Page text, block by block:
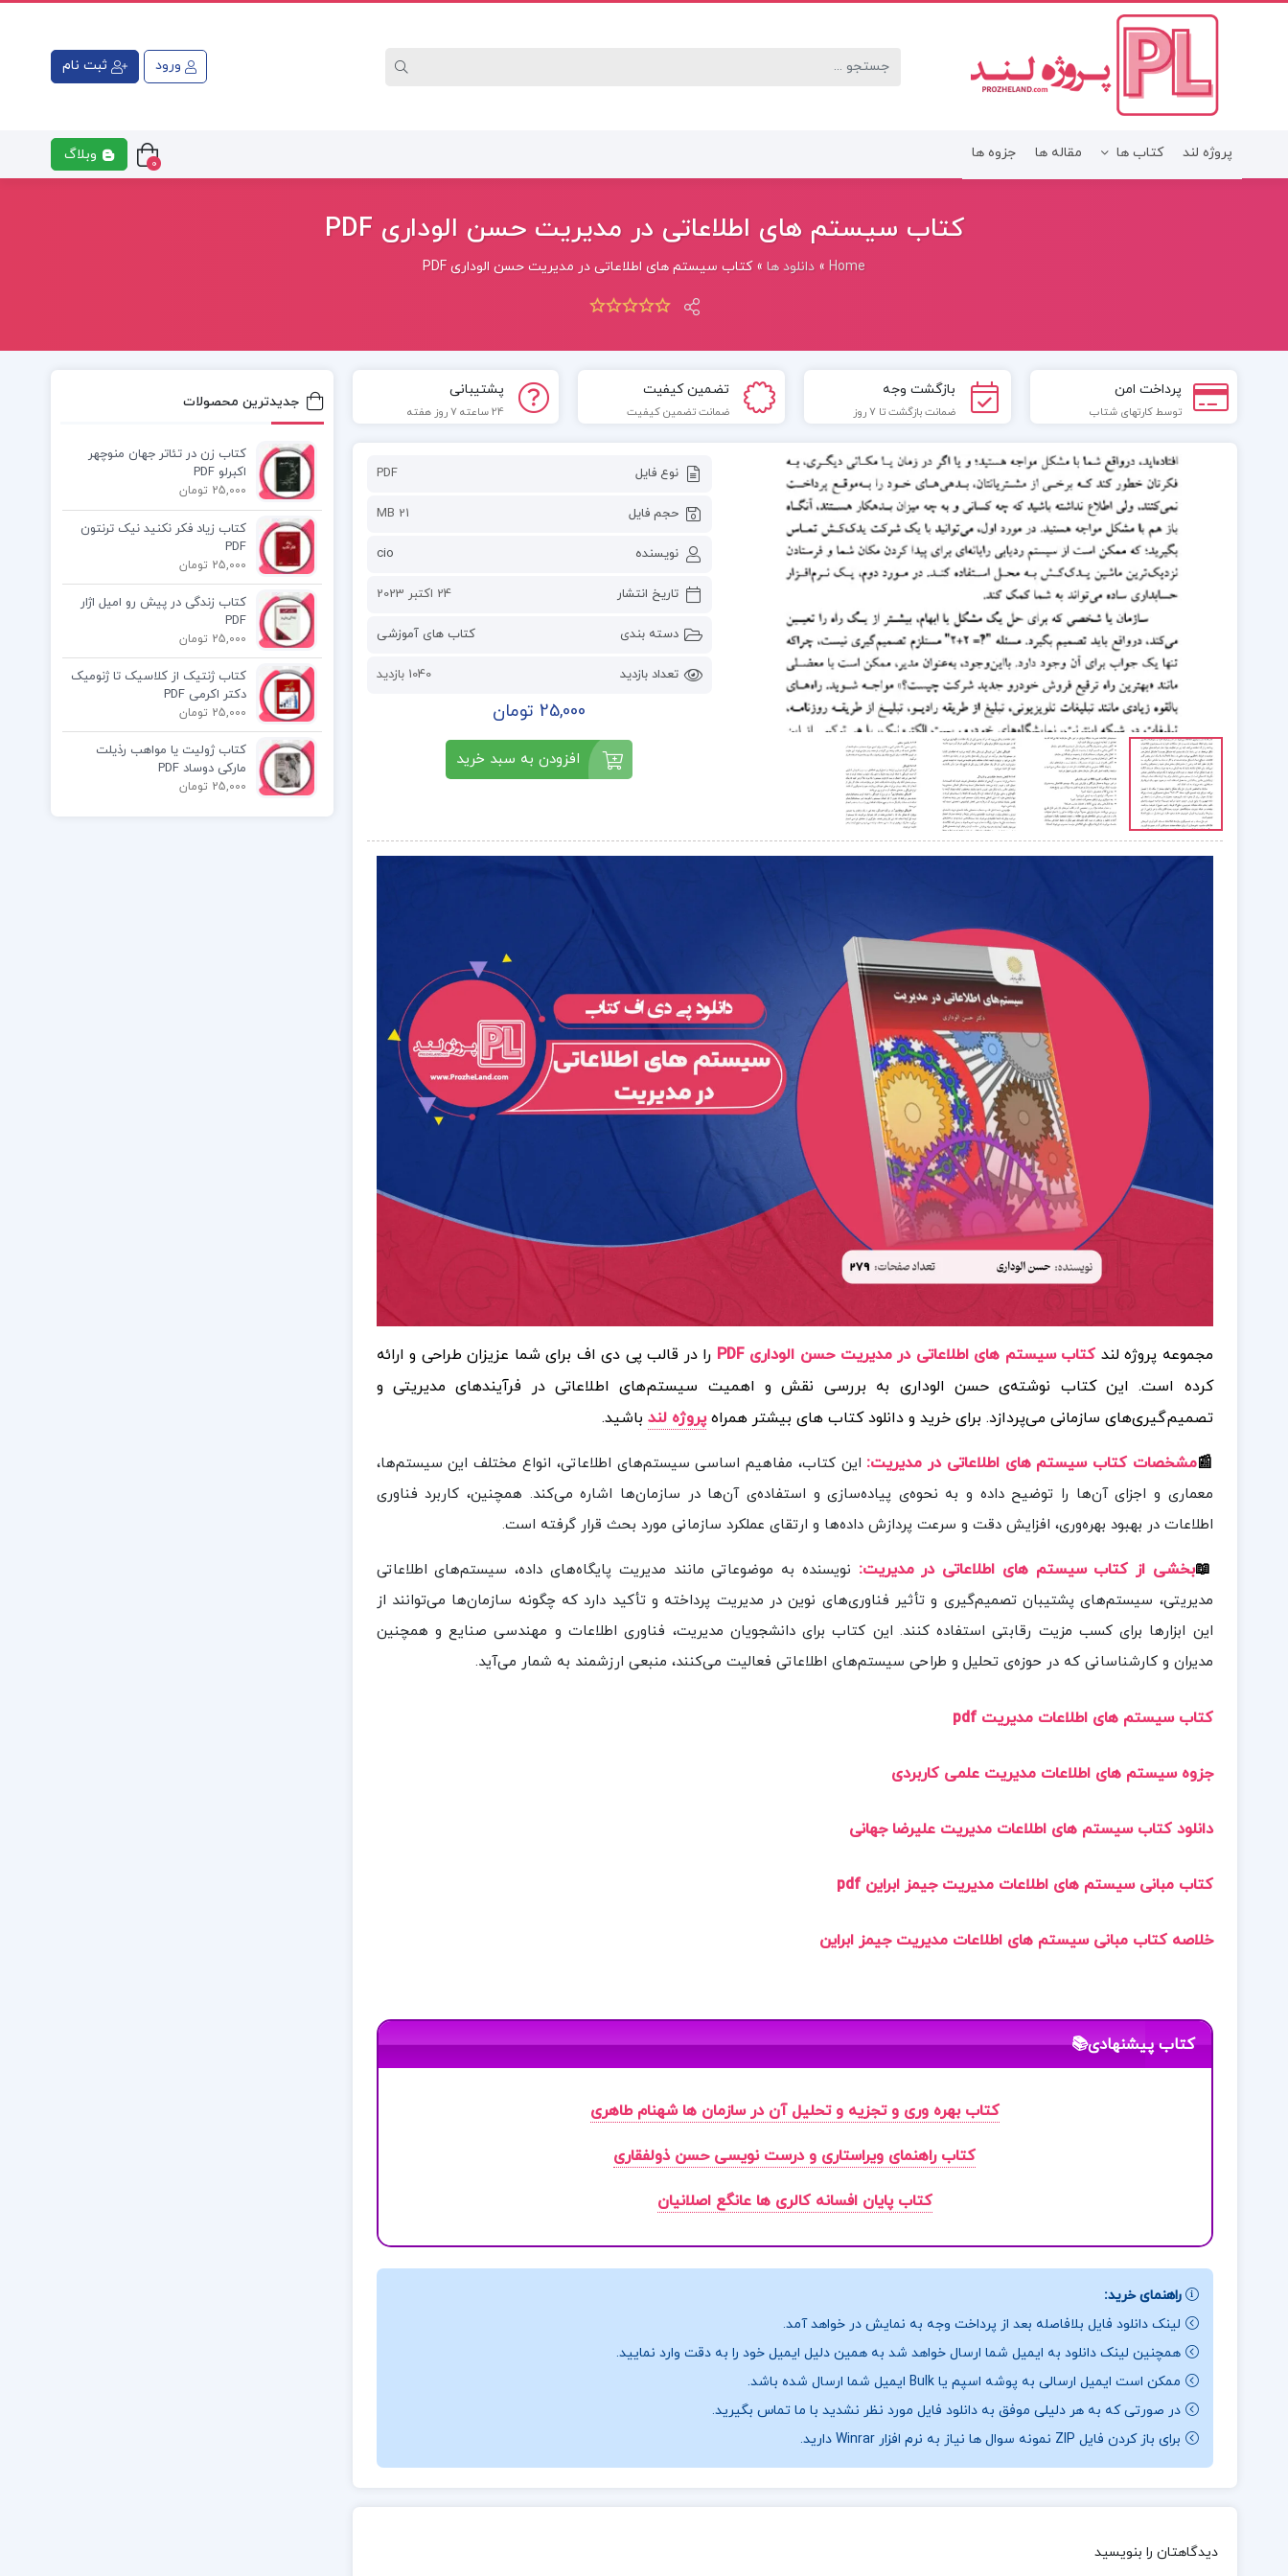
ورود ثبت نام
پروژه لند کتاب ها مقاله ها جزوه ها
0 وبلاگ
کتاب سیستم های اطلاعاتی در مدیریت حسن الوداری PDF
Home
» دانلود ها »کتاب سیستم های اطلاعاتی در مدیریت حسن الوداری PDF
پرداخت امن
توسط کارتهای شتاب
بازگشت وجه
ضمانت بازگشت تا 7 روز
تضمین کیفیت
ضمانت تضمین کیفیت
پشتیبانی
24 ساعته 7 روز هفته
نوع فایل PDF
حجم فایل 21 MB
نویسنده cio
تاریخ انتشار 24 اکتبر 2023
دسته بندی کتاب های آموزشی
تعداد بازدید 1040 بازدید
25,000 تومان
افزودن به سبد خرید
مجموعه پروژه لند کتاب سیستم های اطلاعاتی در مدیریت حسن الوداری PDF
را در قالب پی دی اف برای شما عزیزان طراحی و ارائه
کرده است. این کتاب نوشته‌ی حسن الوداری به بررسی نقش و اهمیت سیستم‌های اطلاعاتی در فرآیندهای مدیریتی و
تصمیم‌گیری‌های سازمانی می‌پردازد. برای خرید و دانلود کتاب های بیشتر همراهپروژه لند باشید.
📰مشخصات کتاب سیستم های اطلاعاتی در مدیریت: این کتاب، مفاهیم اساسی سیستم‌های اطلاعاتی، انواع مختلف این سیستم‌ها،
معماری و اجزای آن‌ها را توضیح داده و به نحوه‌ی پیاده‌سازی و استفاده‌ی آن‌ها در سازمان‌ها اشاره می‌کند. همچنین، کاربرد فناوری
اطلاعات در بهبود بهره‌وری، افزایش دقت و سرعت پردازش داده‌ها و ارتقای عملکرد سازمانی مورد بحث قرار گرفته است.
📖بخشی از کتاب سیستم های اطلاعاتی در مدیریت: نویسنده به موضوعاتی مانند مدیریت پایگاه‌های داده، سیستم‌های اطلاعاتی
مدیریتی، سیستم‌های پشتیبان تصمیم‌گیری و تأثیر فناوری‌های نوین در مدیریت پرداخته و تأکید دارد که چگونه سازمان‌ها می‌توانند از
این ابزارها برای کسب مزیت رقابتی استفاده کنند. این کتاب برای دانشجویان مدیریت، فناوری اطلاعات و مهندسی صنایع و همچنین
مدیران و کارشناسانی که در حوزه‌ی تحلیل و طراحی سیستم‌های اطلاعاتی فعالیت می‌کنند، منبعی ارزشمند به شمار می‌آید.
کتاب سیستم های اطلاعات مدیریت pdf
جزوه سیستم های اطلاعات مدیریت علمی کاربردی
دانلود کتاب سیستم های اطلاعات مدیریت علیرضا جهانی
کتاب مبانی سیستم های اطلاعات مدیریت جیمز ابراین pdf
خلاصه کتاب مبانی سیستم های اطلاعات مدیریت جیمز ابراین
کتاب پیشنهادی📚
کتاب بهره وری و تجزیه و تحلیل آن در سازمان ها شهنام طاهری
کتاب راهنمای ویراستاری و درست نویسی حسن ذولفقاری
کتاب پایان افسانه کالری ها عانگع اصلانیان
راهنمای خرید:
لینک دانلود فایل بلافاصله بعد از پرداخت وجه به نمایش در خواهد آمد.
همچنین لینک دانلود به ایمیل شما ارسال خواهد شد به همین دلیل ایمیل خود را به دقت وارد نمایید.
ممکن است ایمیل ارسالی به پوشه اسپم یا Bulk ایمیل شما ارسال شده باشد.
در صورتی که به هر دلیلی موفق به دانلود فایل مورد نظر نشدید با ما تماس بگیرید.
برای باز کردن فایل ZIP نمونه سوال ها نیاز به نرم افزار Winrar دارید.
دیدگاهتان را بنویسید
جدیدترین محصولات
کتاب زن در تئاتر جهان منوچهر
اکبرلو PDF
25,000 تومان
کتاب زیاد فکر نکنید نیک ترنتون
PDF
25,000 تومان
کتاب زندگی در پیش رو امیل اژار
PDF
25,000 تومان
کتاب ژنتیک از کلاسیک تا ژنومیک
دکتر اکرمی PDF
25,000 تومان
کتاب ژولیت یا مواهب رذیلت
مارکی دوساد PDF
25,000 تومان